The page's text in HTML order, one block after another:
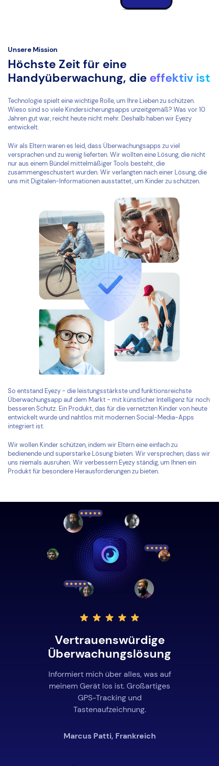
Unsere Mission
Höchste Zeit für eine
Handyüberwachung, die effektiv ist
Technologie spielt eine wichtige Rolle, um Ihre Lieben zu schützen.
Wieso sind so viele Kindersicherungsapps unzeitgemäß? Was vor 10
Jahren gut war, reicht heute nicht mehr. Deshalb haben wir Eyezy
entwickelt.
Wir als Eltern waren es leid, dass Überwachungsapps zu viel
versprachen und zu wenig lieferten. Wir wollten eine Lösung, die nicht
nur aus einem Bündel mittelmäßiger Tools besteht, die
zusammengeschustert wurden. Wir verlangten nach einer Lösung, die
uns mit Digitalen-Informationen ausstattet, um Kinder zu schützen.
So entstand Eyezy - die leistungsstärkste und funktionsreichste
Überwachungsapp auf dem Markt - mit künstlicher Intelligenz für noch
besseren Schutz. Ein Produkt, das für die vernetzten Kinder von heute
entwickelt wurde und nahtlos mit modernen Social-Media-Apps
integriert ist.
Wir wollen Kinder schützen, indem wir Eltern eine einfach zu
bedienende und superstarke Lösung bieten. Wir versprechen, dass wir
uns niemals ausruhen. Wir verbessern Eyezy ständig, um Ihnen ein
Produkt für besondere Herausforderungen zu bieten.
Vertrauenswürdige
Überwachungslösung
Informiert mich über alles, was auf
meinem Gerät los ist. Großartiges
GPS-Tracking und
Tastenaufzeichnung.
Marcus Patti, Frankreich